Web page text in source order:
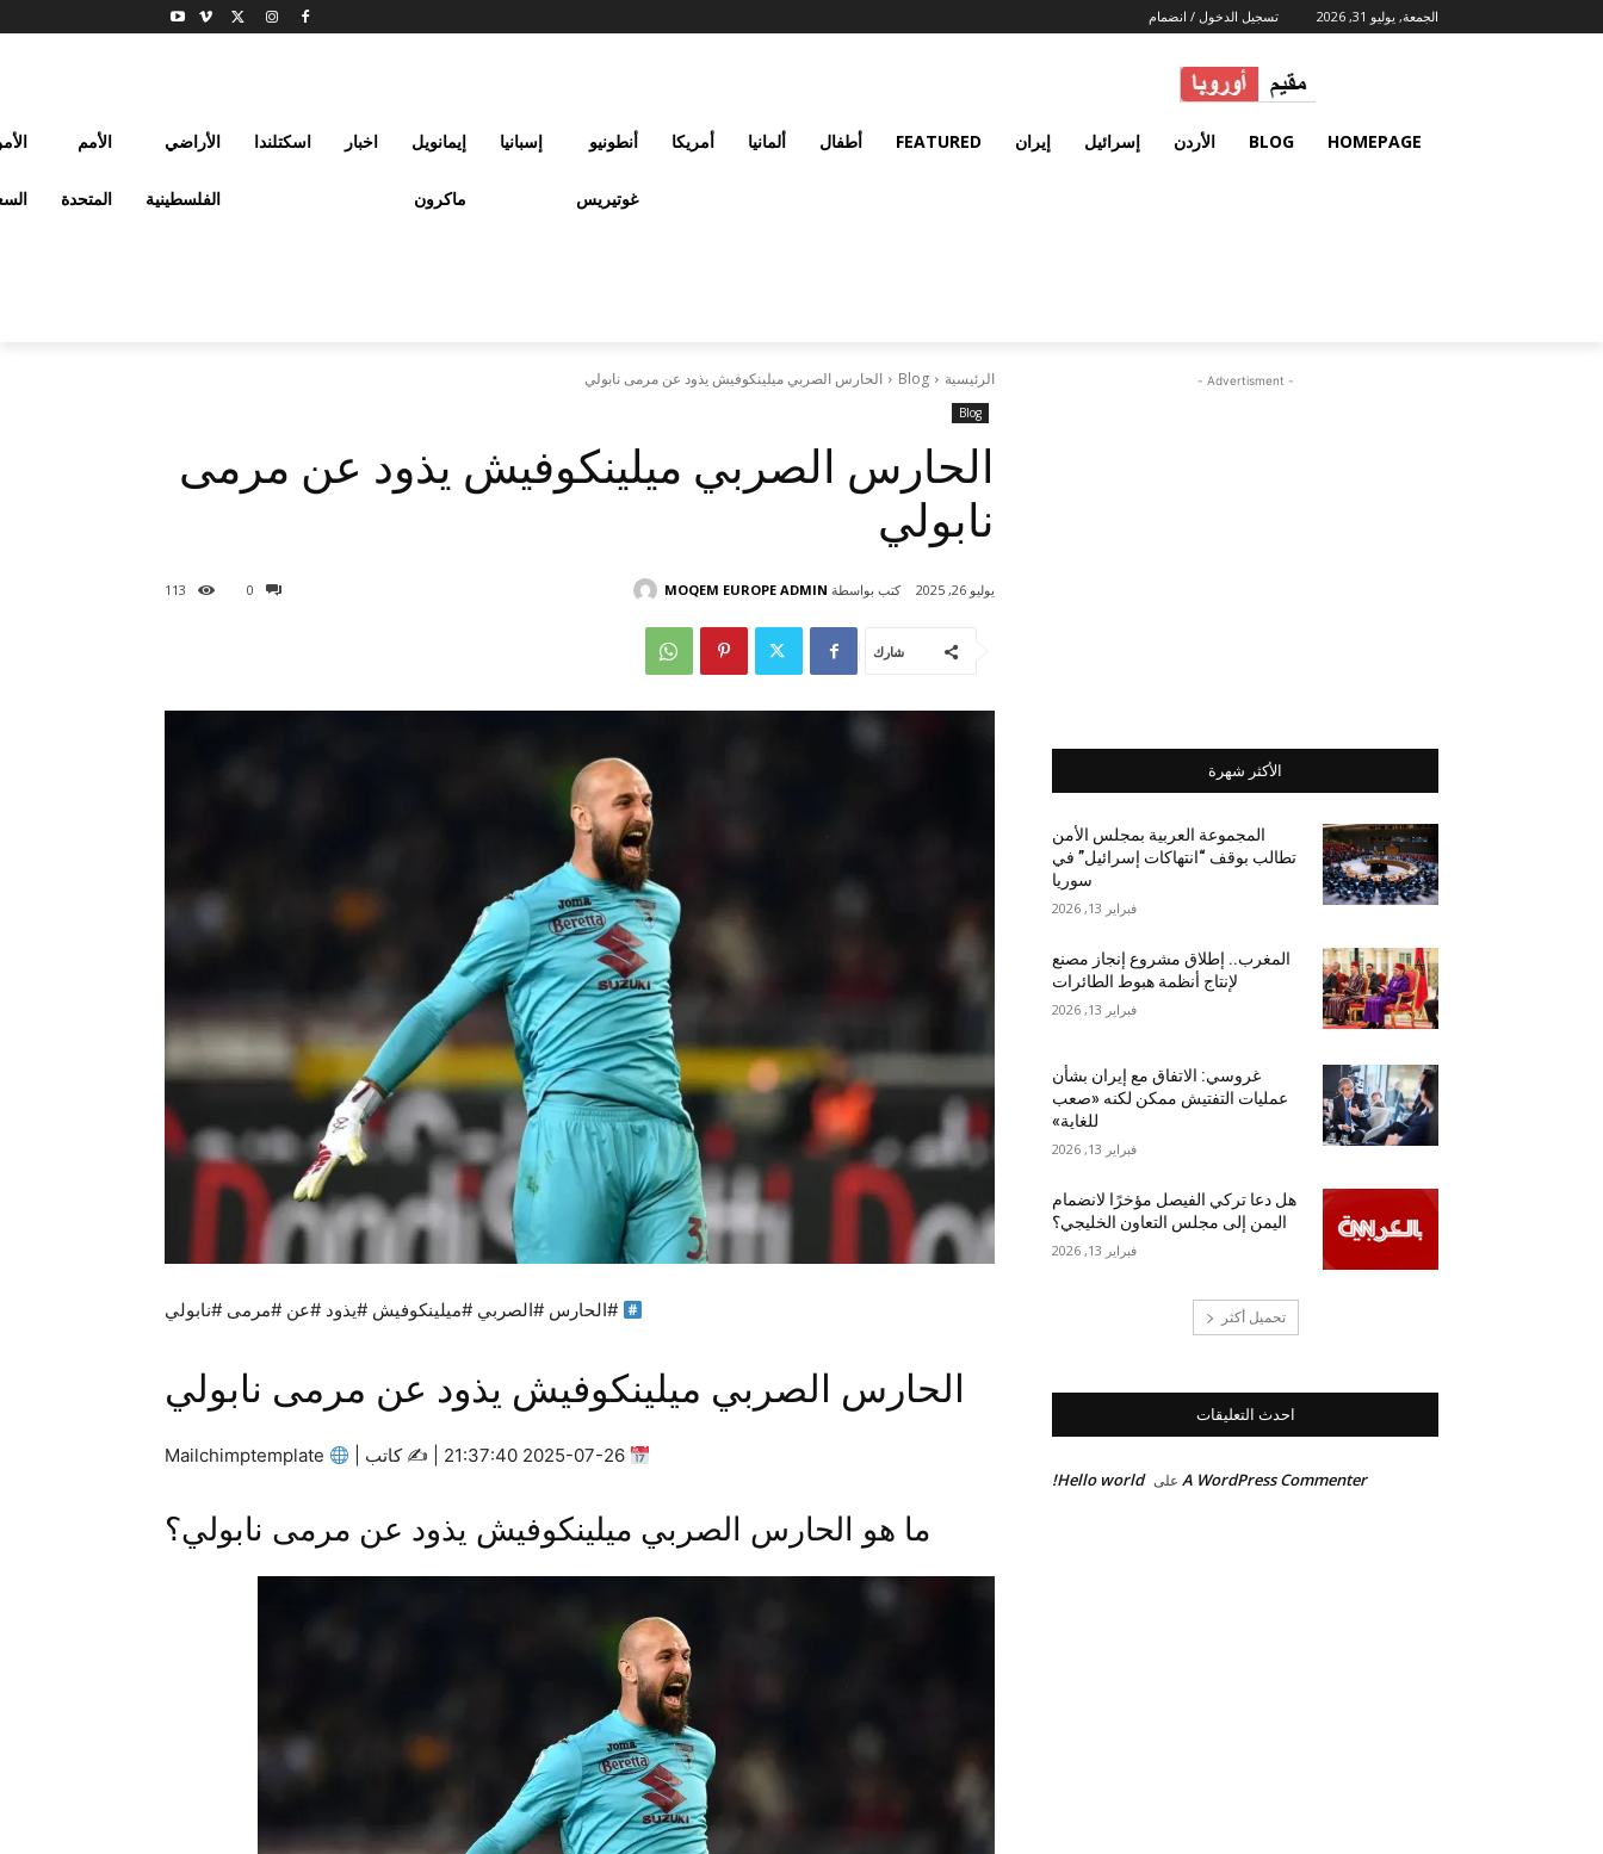
الجمعة, يوليو 31, 2026 تسجيل الدخول / انضمام
HOMEPAGE
BLOG الأردن إسرائيل إيران FEATURED أطفال ألمانيا أمريكا أنطونيو
غوتيريس
إسبانيا إيمانويل
ماكرون
اخبار اسكتلندا الأراضي
الفلسطينية
الأمم
المتحدة
الرئيسية Blog الحارس الصربي ميلينكوفيش يذود عن مرمى نابولي
Blog
الحارس الصربي ميلينكوفيش يذود عن مرمى
نابولي
0
113 يوليو 26, 2025 كتب بواسطة MOQEM EUROPE ADMIN
شارك
#الحارس #الصربي #ميلينكوفيش #يذود #عن #مرمى #نابولي
الحارس الصربي ميلينكوفيش يذود عن مرمى نابولي
كاتب |
ما هو الحارس الصربي ميلينكوفيش يذود عن مرمى نابولي؟
- Advertisment -
الأكثر شهرة
المجموعة العربية بمجلس الأمن
تطالب بوقف “انتهاكات إسرائيل” في
سوريا
فبراير 13, 2026
المغرب.. إطلاق مشروع إنجاز مصنع
لإنتاج أنظمة هبوط الطائرات
فبراير 13, 2026
غروسي: الاتفاق مع إيران بشأن
عمليات التفتيش ممكن لكنه «صعب
للغاية»
فبراير 13, 2026
هل دعا تركي الفيصل مؤخرًا لانضمام
اليمن إلى مجلس التعاون الخليجي؟
فبراير 13, 2026
تحميل أكثر
احدث التعليقات
A WordPress Commenter على Hello world!